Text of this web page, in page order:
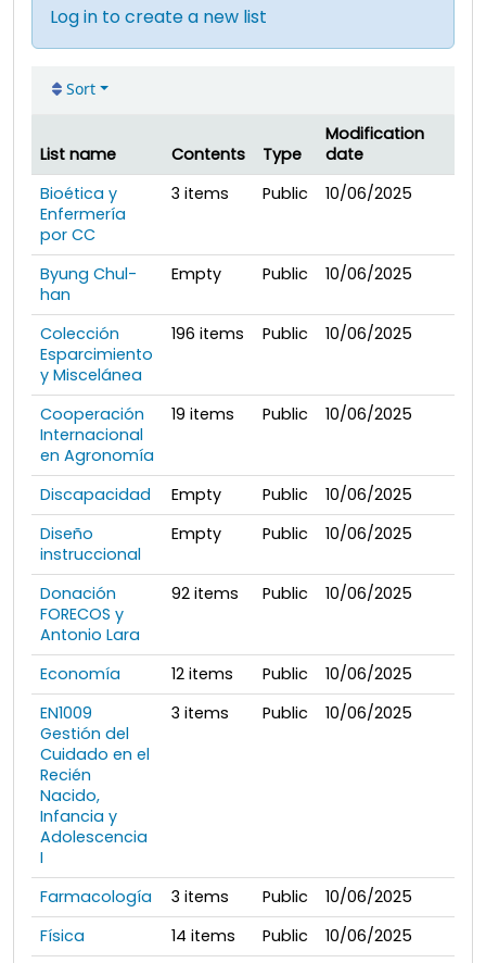
Log in to create a new list
Sort
Public lists
List name Contents Type
Modification
date
Bioética y
Enfermería
por CC
3 items Public 10/06/2025
Byung Chul-
han
Empty Public 10/06/2025
Colección
Esparcimiento
y Miscelánea
196 items Public 10/06/2025
Cooperación
Internacional
en Agronomía
19 items Public 10/06/2025
Discapacidad Empty Public
10/06/2025
Diseño
instruccional
Empty Public 10/06/2025
Donación
FORECOS y
Antonio Lara
92 items Public 10/06/2025
Economía 12 items Public
10/06/2025
EN1009
Gestión del
Cuidado en el
Recién
Nacido,
Infancia y
Adolescencia
I
3 items Public 10/06/2025
Farmacología 3 items Public
10/06/2025
Física
14 items Public
10/06/2025